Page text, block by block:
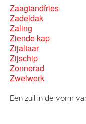
Zaagtandfries
Zadeldak
Zaling
Ziende kap
Zijaltaar
Zijschip
Zonnerad
Zwelwerk
Een zuil in de vorm